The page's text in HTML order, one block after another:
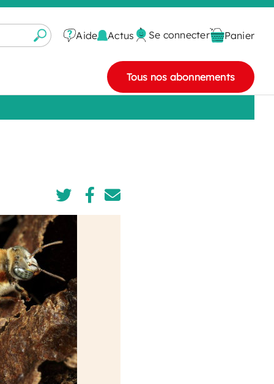
Aide Actus Se connecter Panier
Tous nos abonnements